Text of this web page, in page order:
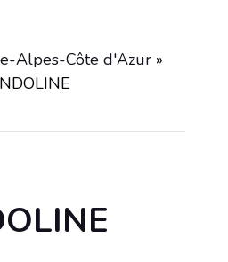
Alpes-Côte d'Azur »